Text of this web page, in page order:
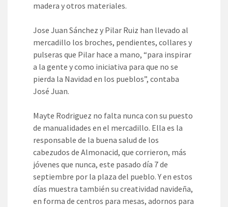
madera y otros materiales.
Jose Juan Sánchez y Pilar Ruiz han llevado al
mercadillo los broches, pendientes, collares y
pulseras que Pilar hace a mano, “para inspirar
a la gente y como iniciativa para que no se
pierda la Navidad en los pueblos”, contaba
José Juan.
Mayte Rodriguez no falta nunca con su puesto
de manualidades en el mercadillo. Ella es la
responsable de la buena salud de los
cabezudos de Almonacid, que corrieron, más
jóvenes que nunca, este pasado día 7 de
septiembre por la plaza del pueblo. Y en estos
días muestra también su creatividad navideña,
en forma de centros para mesas, adornos para